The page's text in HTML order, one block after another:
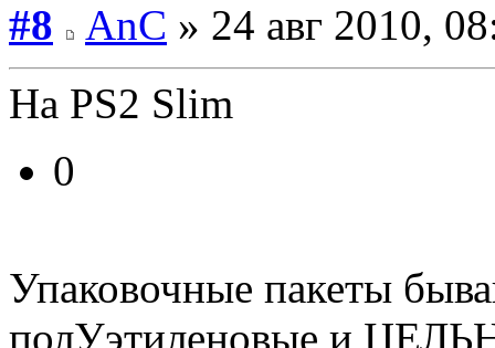
#8
AnC » 24 авг 2010,
На PS2 Slim
0
Упаковочные пакеты
полУэтиленовые и